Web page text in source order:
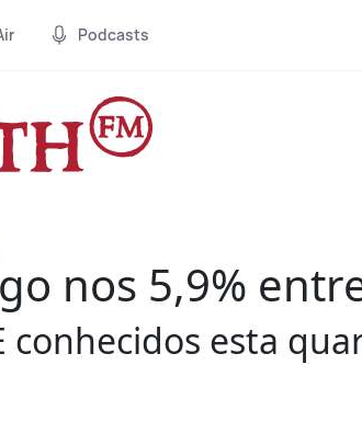
Podcasts
nos 5,9%
conhecidos esta